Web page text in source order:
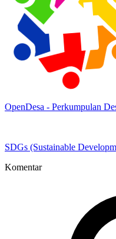
OpenDesa - Perkumpulan
SDGs (Sustainable
Komentar